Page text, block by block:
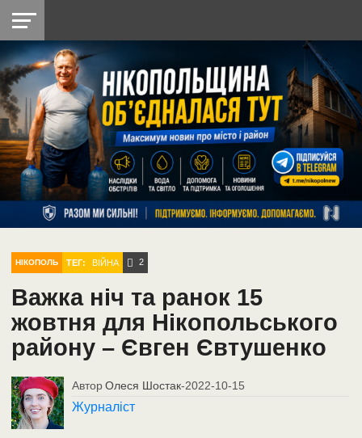
НІКОПОЛЬ
РАЙОН
СІЧЕСЛАВСЬКА
УКРАЇНА
РЕТРО
НІКОПОЛЬ
ЛАЙТ
УКРАЇНА
ДОПОМОГА
РАДІО
НІКОПОЛЬ ТЕГ: ВІЙНА 2
Важка ніч та ранок 15
жовтня для Нікопольського
району – Євген Євтушенко
Автор Олеся Шостак-2022-10-15
Журналіст